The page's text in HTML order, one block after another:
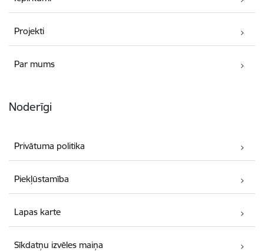
Projekti
Par mums
Noderīgi
Privātuma politika
Piekļūstamība
Lapas karte
Sīkdatņu izvēles maiņa